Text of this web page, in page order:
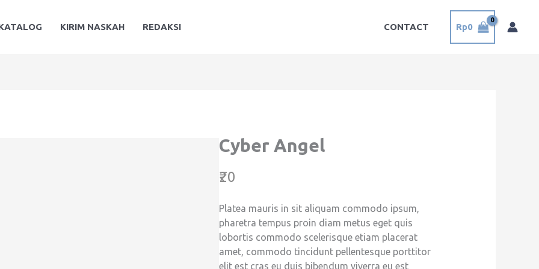
KIRIM NASKAH REDAKSI CONTACT Rp0
Cyber Angel
N
w
₹20
Platea mauris in sit aliquam commodo ipsum,
pharetra tempus proin diam metus eget quis
lobortis commodo scelerisque etiam placerat
amet, commodo tincidunt pellentesque porttitor
elit est cras eu duis bibendum viverra eu est